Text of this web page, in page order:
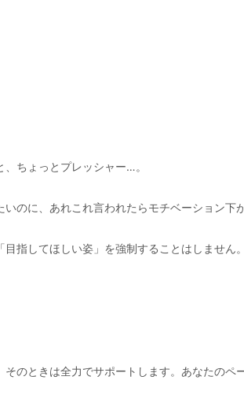
ちょっとプレッシャー…。
のに、あれこれ言われたらモチベーション下
指してほしい姿」を強制することはしません
のときは全力でサポートします。あなたのペ